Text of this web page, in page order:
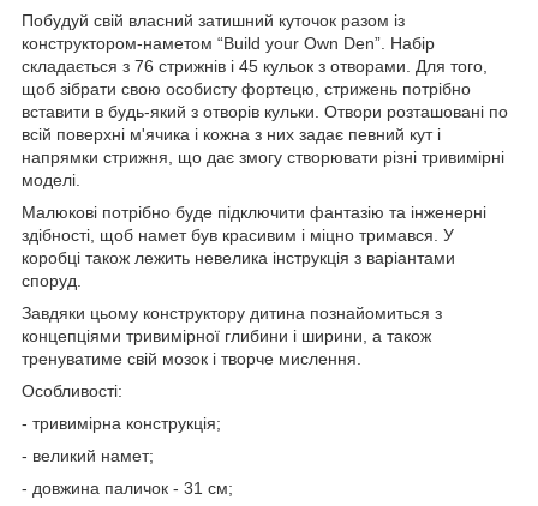
Побудуй свій власний затишний куточок разом із
конструктором-наметом “Build your Own Den”. Набір
складається з 76 стрижнів і 45 кульок з отворами. Для того,
щоб зібрати свою особисту фортецю, стрижень потрібно
вставити в будь-який з отворів кульки. Отвори розташовані по
всій поверхні м'ячика і кожна з них задає певний кут і
напрямки стрижня, що дає змогу створювати різні тривимірні
моделі.
Малюкові потрібно буде підключити фантазію та інженерні
здібності, щоб намет був красивим і міцно тримався. У
коробці також лежить невелика інструкція з варіантами
споруд.
Завдяки цьому конструктору дитина познайомиться з
концепціями тривимірної глибини і ширини, а також
тренуватиме свій мозок і творче мислення.
Особливості:
- тривимірна конструкція;
- великий намет;
- довжина паличок - 31 см;